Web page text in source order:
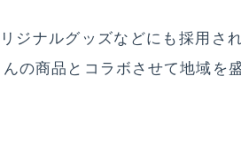
ジナルグッズなどにも採用さ
の商品とコラボさせて地域を